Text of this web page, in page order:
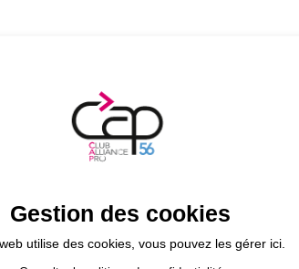
87 Rte de Lignol, 56610 Arradon)
12:00
Gestion des cookies
utilise des cookies, vous pouvez les gérer ici.